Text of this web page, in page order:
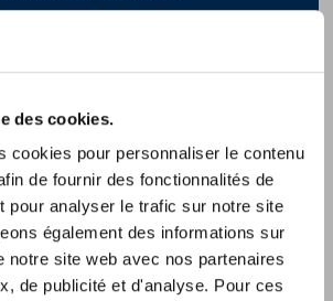
des cookies.
cookies pour personnaliser le contenu
de fournir des fonctionnalités de
pour analyser le trafic sur notre site
également des informations sur
notre site web avec nos partenaires
de publicité et d'analyse. Pour ces
de179,99€
très élastique (Densité 65 kg/m³)
qualité en TENCEL™ Lyocell
durable & un peu plus solide